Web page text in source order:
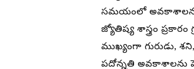
సమయంలో అవకాశాలను
జ్యోతిష్య శాస్త్రం
ముఖ్యంగా గురుడు,
పదోన్నతి అవకాశాలను